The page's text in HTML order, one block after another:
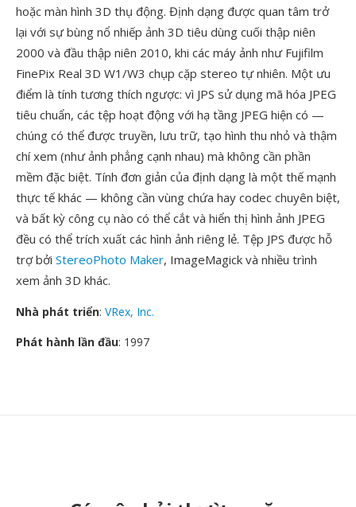
hoặc màn hình 3D thụ động. Định dạng được quan tâm trở
lại với sự bùng nổ nhiếp ảnh 3D tiêu dùng cuối thập niên
2000 và đầu thập niên 2010, khi các máy ảnh như Fujifilm
FinePix Real 3D W1/W3 chụp cặp stereo tự nhiên. Một ưu
điểm là tính tương thích ngược: vì JPS sử dụng mã hóa JPEG
tiêu chuẩn, các tệp hoạt động với hạ tầng JPEG hiện có —
chúng có thể được truyền, lưu trữ, tạo hình thu nhỏ và thậm
chí xem (như ảnh phẳng cạnh nhau) mà không cần phần
mềm đặc biệt. Tính đơn giản của định dạng là một thế mạnh
thực tế khác — không cần vùng chứa hay codec chuyên biệt,
và bất kỳ công cụ nào có thể cắt và hiển thị hình ảnh JPEG
đều có thể trích xuất các hình ảnh riêng lẻ. Tệp JPS được hỗ
trợ bởi StereoPhoto Maker, ImageMagick và nhiều trình
xem ảnh 3D khác.
Nhà phát triển: VRex, Inc.
Phát hành lần đầu: 1997